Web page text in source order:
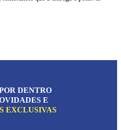
DENTRO
E
EXCLUSIVAS